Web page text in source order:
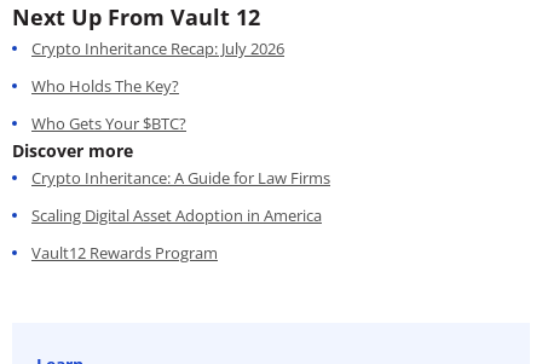
Next Up From Vault 12
Crypto Inheritance Recap: July 2026
Who Holds The Key?
Who Gets Your $BTC?
Discover more
Crypto Inheritance: A Guide for Law Firms
Scaling Digital Asset Adoption in America
Vault12 Rewards Program